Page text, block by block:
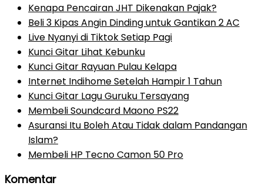
Kenapa Pencairan JHT Dikenakan Pajak?
Beli 3 Kipas Angin Dinding untuk Gantikan 2 AC
Live Nyanyi di Tiktok Setiap Pagi
Kunci Gitar Lihat Kebunku
Kunci Gitar Rayuan Pulau Kelapa
Internet Indihome Setelah Hampir 1 Tahun
Kunci Gitar Lagu Guruku Tersayang
Membeli Soundcard Maono PS22
Asuransi Itu Boleh Atau Tidak dalam Pandangan
Islam?
Membeli HP Tecno Camon 50 Pro
Komentar